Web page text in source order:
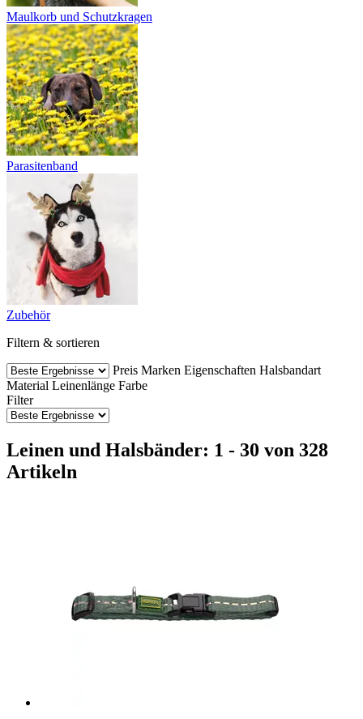
Maulkorb und Schutzkragen
Parasitenband
Zubehör
Filtern & sortieren
Preis Marken Eigenschaften Halsbandart
Material Leinenlänge Farbe
Filter
Leinen und Halsbänder: 1 - 30 von 328
Artikeln